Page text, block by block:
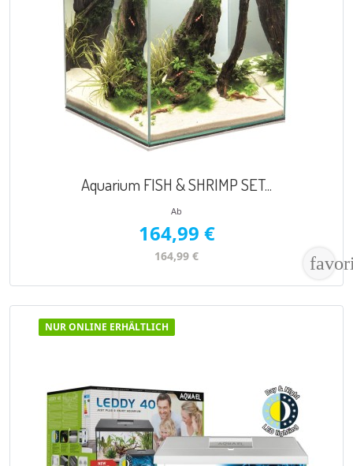
Aquarium FISH & SHRIMP SET...
Ab
164,99 €
164,99 €
NUR ONLINE ERHÄLTLICH
VORSCHAU